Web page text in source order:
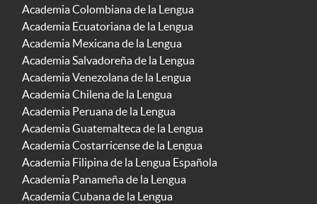
Academia Colombiana de la Lengua
Academia Ecuatoriana de la Lengua
Academia Mexicana de la Lengua
Academia Salvadoreña de la Lengua
Academia Venezolana de la Lengua
Academia Chilena de la Lengua
Academia Peruana de la Lengua
Academia Guatemalteca de la Lengua
Academia Costarricense de la Lengua
Academia Filipina de la Lengua Española
Academia Panameña de la Lengua
Academia Cubana de la Lengua